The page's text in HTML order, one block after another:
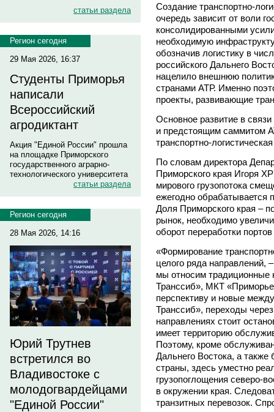
статьи раздела
Регион сегодня
29 Мая 2026, 16:37
Студенты Приморья
написали
Всероссийский
агродиктант
Акция "Единой России" прошла
на площадке Приморского
государственного аграрно-
технологического университета
статьи раздела
Регион сегодня
28 Мая 2026, 14:16
Юрий Трутнев
встретился во
Владивостоке с
молодогвардейцами
"Единой России"
Создание транспортно-
очередь зависит от воли
консолидированными
необходимую
обозначив логистику в
российского Дальнего
нацелило внешнюю
странами АТР. Именно
проекты, развивающие
Основное развитие в
и предстоящим саммитом
транспортно-
По словам директора
Приморского края Игоря
мирового грузопотока
ежегодно обрабатывается
Доля Приморского края –
рынок, необходимо
оборот переработки
«Формирование
целого ряда направлений,
мы относим традиционные
Транссиб», МКТ
перспективу и новые
Транссиб», переходы
направлениях стоит
имеет территорию
Поэтому, кроме
Дальнего Востока, а также
страны, здесь уместно
грузопоглощения северо-
в окружении края.
транзитных перевозок.